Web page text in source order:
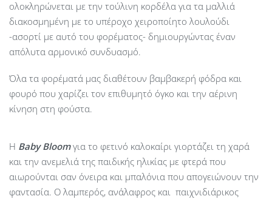
ολοκληρώνεται με την τούλινη κορδέλα για τα μαλλιά
διακοσμημένη με το υπέροχο χειροποίητο λουλούδι
-ασορτί με αυτό του φορέματος- δημιουργώντας έναν
απόλυτα αρμονικό συνδυασμό.
Όλα τα φορέματά μας διαθέτουν βαμβακερή φόδρα και
φουρό που χαρίζει τον επιθυμητό όγκο και την αέρινη
κίνηση στη φούστα.
Η Baby Bloom για το φετινό καλοκαίρι γιορτάζει τη χαρά
και την ανεμελιά της παιδικής ηλικίας με φτερά που
αιωρούνται σαν όνειρα και μπαλόνια που απογειώνουν την
φαντασία. Ο λαμπερός, ανάλαφρος και παιχνιδιάρικος